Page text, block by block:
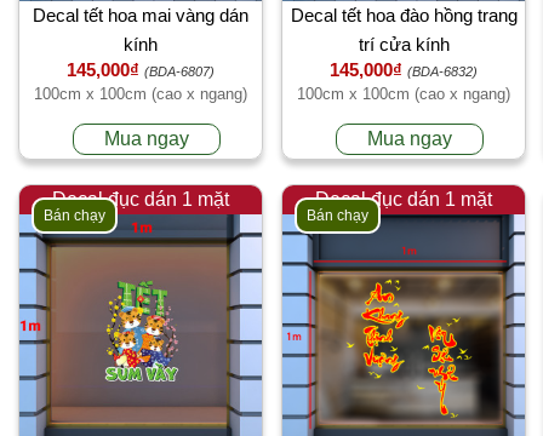
Decal tết hoa mai vàng dán
kính
145,000₫ (BDA-6807)
100cm x 100cm (cao x ngang)
Mua ngay
Decal tết hoa đào hồng trang
trí cửa kính
145,000₫ (BDA-6832)
100cm x 100cm (cao x ngang)
Mua ngay
Decal đục dán 1 mặt
Bán chạy
Decal đục dán 1 mặt
Bán chạy